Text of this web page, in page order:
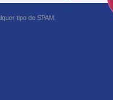
tipo de SPAM.